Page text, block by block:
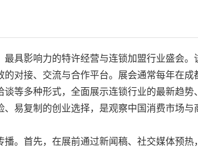
具影响力的特许经营与连锁加盟行业盛会
对接、交流与合作平台。展会通常每年在
等多种形式，全面展示连锁行业的最新趋
易复制的创业选择，是观察中国消费市场与
。首先，在展前通过新闻稿、社交媒体预